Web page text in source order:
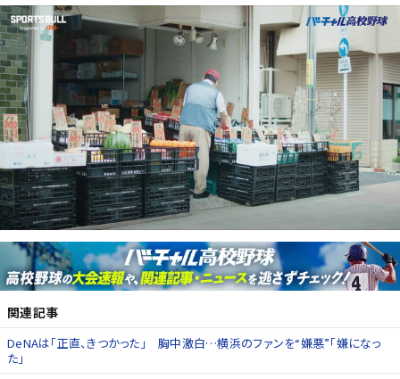
関連記事
DeNAは「正直、きつかった」 胸中激白…横浜のファンを“嫌悪”「嫌になっ
た」